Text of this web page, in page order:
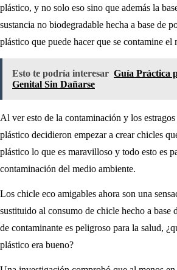
plástico, y no solo eso sino que además la
sustancia no biodegradable hecha a base de
plástico que puede hacer que se contamine el
Esto te podría interesar Guía Práctica
Genital Sin Dañarse
Al ver esto de la contaminación y los estragos
plástico decidieron empezar a crear chicles
plástico lo que es maravilloso y todo esto es
contaminación del medio ambiente.
Los chicle eco amigables ahora son una
sustituido al consumo de chicle hecho a base
de contaminante es peligroso para la salud,
plástico era bueno?